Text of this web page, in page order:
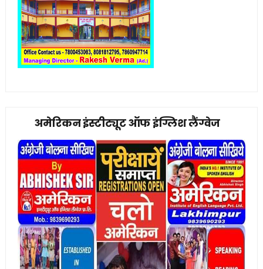
अमेरिकन इंस्टीट्यूट ऑफ इंग्लिश लैंग्वेज